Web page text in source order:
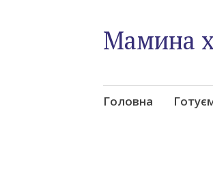
Мамина
Skip
Головна